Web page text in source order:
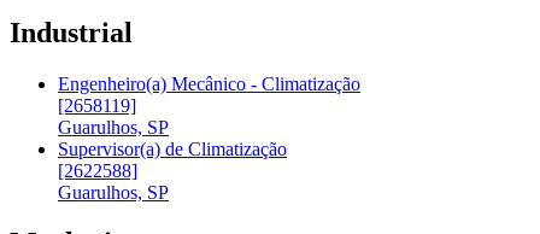
Industrial
Engenheiro(a) Mecânico - Climatização
[2658119]
Guarulhos, SP
Supervisor(a) de Climatização
[2622588]
Guarulhos, SP